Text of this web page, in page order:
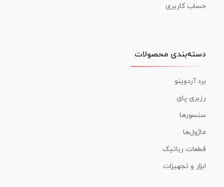
حساب کاربری
دسته‌بندی محصولات
برد آردوینو
رزبری پای
سنسورها
ماژول‌ها
قطعات رباتیک
ابزار و تجهیزات